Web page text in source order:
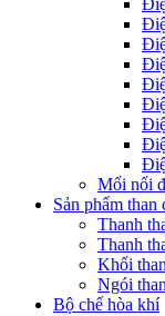
Mối nối
Sản phẩm than
Thanh
Thanh
Khối
Ngói
Bộ chế hòa khí